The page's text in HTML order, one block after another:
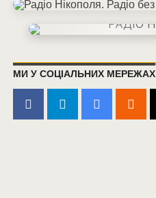
МИ У СОЦІАЛЬНИХ МЕРЕЖАХ